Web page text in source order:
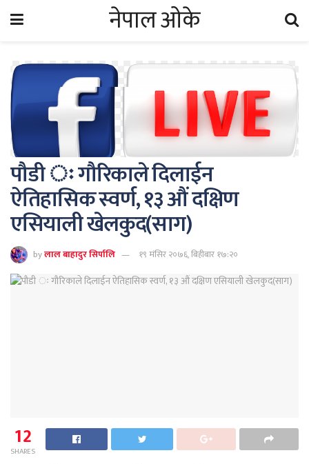
नेपाल ओके
पौडी ः गौरिकाले दिलाईन
ऐतिहासिक स्वर्ण, १३ औं दक्षिण
एसियाली खेलकुद(साग)
byलाल बाहादुर सिर्पालि १९ मंसिर २०७६, बिहीबार १७:२०
12
SHARES